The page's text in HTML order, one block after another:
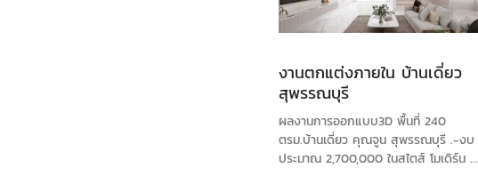
งานตกแต่งภายใน บ้านเดี่ยว
สุพรรณบุรี
ผลงานการออกแบบ3D พื้นที่ 240
ตรม.บ้านเดี่ยว คุณจูน สุพรรณบุรี .-งบ
ประมาณ 2,700,000 ในสไตส์ โมเดิร์น ...